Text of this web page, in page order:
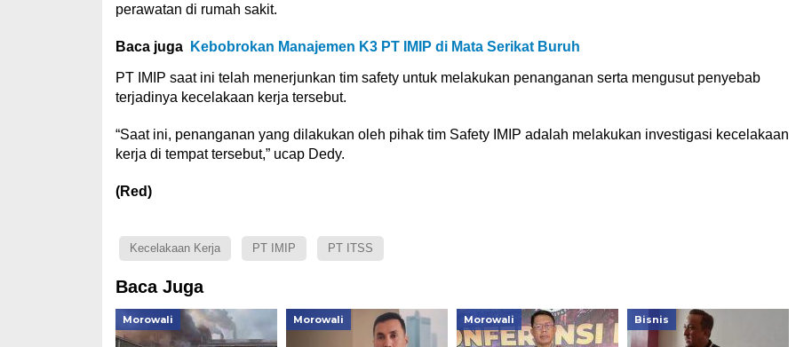
perawatan di rumah sakit.
Baca juga Kebobrokan Manajemen K3 PT IMIP di Mata Serikat Buruh
PT IMIP saat ini telah menerjunkan tim safety untuk melakukan penanganan serta mengusut penyebab
terjadinya kecelakaan kerja tersebut.
“Saat ini, penanganan yang dilakukan oleh pihak tim Safety IMIP adalah melakukan investigasi kecelakaan
kerja di tempat tersebut,” ucap Dedy.
(Red)
Kecelakaan Kerja PT IMIP PT ITSS
Baca Juga
Morowali Morowali Morowali Bisnis